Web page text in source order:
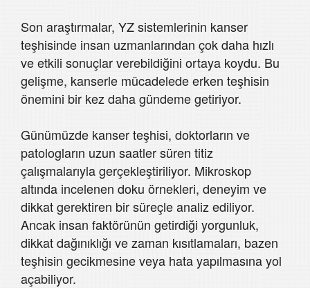
Son araştırmalar, YZ sistemlerinin kanser
teşhisinde insan uzmanlarından çok daha hızlı
ve etkili sonuçlar verebildiğini ortaya koydu. Bu
gelişme, kanserle mücadelede erken teşhisin
önemini bir kez daha gündeme getiriyor.
Günümüzde kanser teşhisi, doktorların ve
patologların uzun saatler süren titiz
çalışmalarıyla gerçekleştiriliyor. Mikroskop
altında incelenen doku örnekleri, deneyim ve
dikkat gerektiren bir süreçle analiz ediliyor.
Ancak insan faktörünün getirdiği yorgunluk,
dikkat dağınıklığı ve zaman kısıtlamaları, bazen
teşhisin gecikmesine veya hata yapılmasına yol
açabiliyor.